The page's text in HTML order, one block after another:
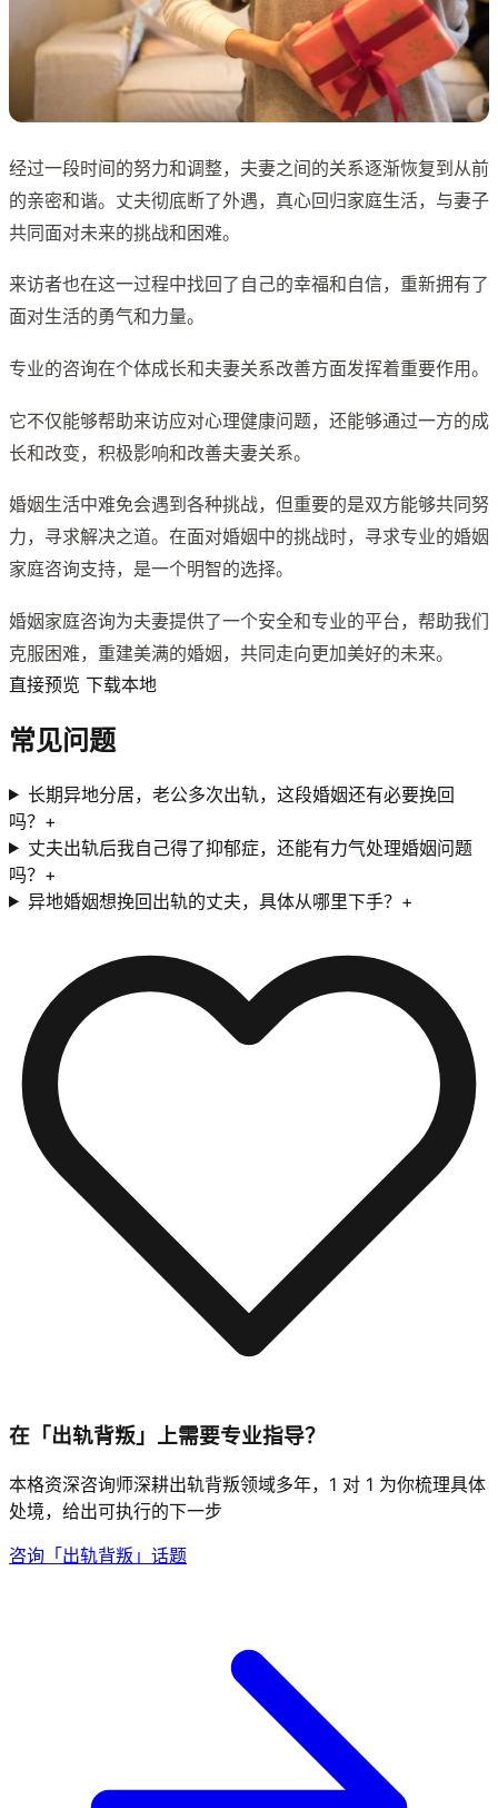
经过一段时间的努力和调整，夫妻之间的关系逐渐恢复到从前
的亲密和谐。丈夫彻底断了外遇，真心回归家庭生活，与妻子
共同面对未来的挑战和困难。
来访者也在这一过程中找回了自己的幸福和自信，重新拥有了
面对生活的勇气和力量。
专业的咨询在个体成长和夫妻关系改善方面发挥着重要作用。
它不仅能够帮助来访应对心理健康问题，还能够通过一方的成
长和改变，积极影响和改善夫妻关系。
婚姻生活中难免会遇到各种挑战，但重要的是双方能够共同努
力，寻求解决之道。在面对婚姻中的挑战时，寻求专业的婚姻
家庭咨询支持，是一个明智的选择。
婚姻家庭咨询为夫妻提供了一个安全和专业的平台，帮助我们
克服困难，重建美满的婚姻，共同走向更加美好的未来。
直接预览 下载本地
常见问题
长期异地分居，老公多次出轨，这段婚姻还有必要挽回
吗？ +
丈夫出轨后我自己得了抑郁症，还能有力气处理婚姻问题
吗？ +
异地婚姻想挽回出轨的丈夫，具体从哪里下手？ +
在「出轨背叛」上需要专业指导？
本格资深咨询师深耕出轨背叛领域多年，1 对 1 为你梳理具体
处境，给出可执行的下一步
咨询「出轨背叛」话题